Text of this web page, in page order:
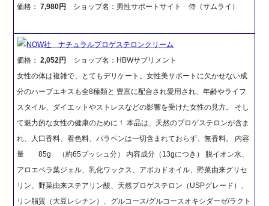
価格：7,980円 ショップ名：男性サポートサイト 侍（サムライ）
NOW社 ナチュラルプロゲステロンクリーム
価格：2,052円
ショップ名：HBWサプリメント
女性の体は複雑で、とてもデリケート。女性美サポートに欠かせない成
分のハーブエキスも全8種類と 豊富に配合され愛用され、年齢やライフ
スタイル、ダイエットやストレスなどの影響を受けた女性の見方。 そし
て魅力的な女性の健康のために！ 本品は、天然のプロゲステロンが含ま
れ、人口香料、着色料、パラペンは一切含まれておらず、無香料。 内容
量 85g （約65プッシュ分） 内容成分（13gにつき） 脱イオン水、
アロエベラ葉ジェル、乳化ワックス、アボカドオイル、野菜由来グリセ
リン、野菜由来ステアリン酸、天然プロゲステロン（USPグレード）、
リン脂質（大豆レシチン）、グルコース/グルコースオキシダーゼ/ラクト